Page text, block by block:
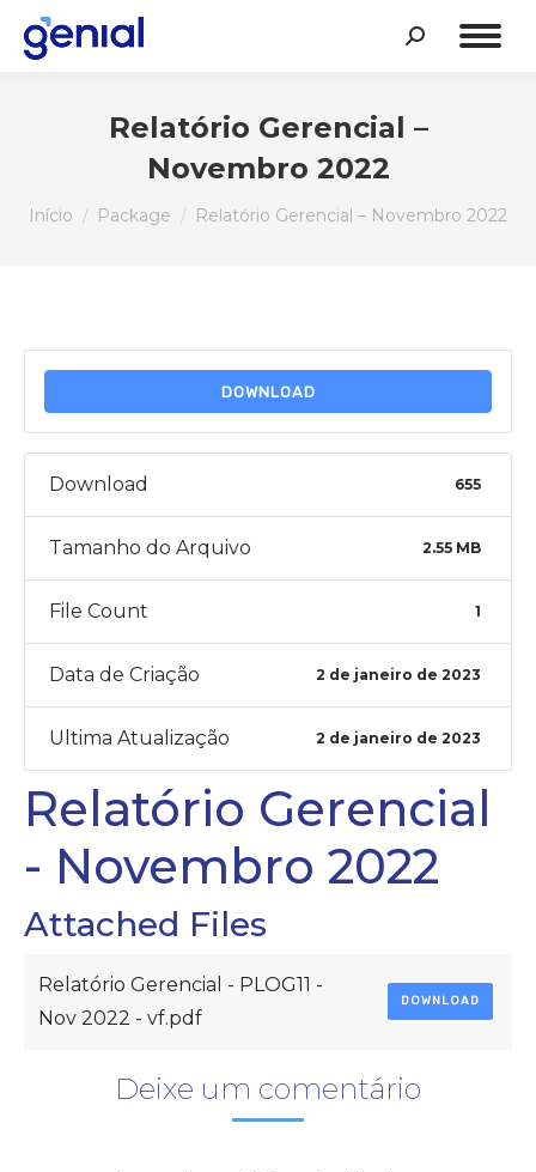
Search:
Relatório Gerencial –
Novembro 2022
Você está aqui:
Início Package Relatório Gerencial – Novembro 2022
DOWNLOAD
Download 655
Tamanho do Arquivo 2.55 MB
File Count 1
Data de Criação 2 de janeiro de 2023
Ultima Atualização 2 de janeiro de 2023
Relatório Gerencial
- Novembro 2022
Attached Files
Relatório Gerencial - PLOG11 -
Nov 2022 - vf.pdf
DOWNLOAD
Deixe um comentário